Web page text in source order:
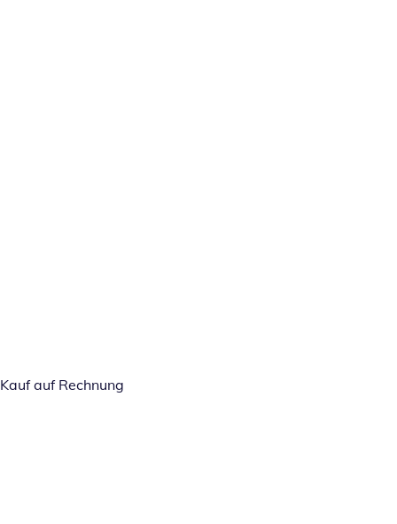
Kauf auf Rechnung